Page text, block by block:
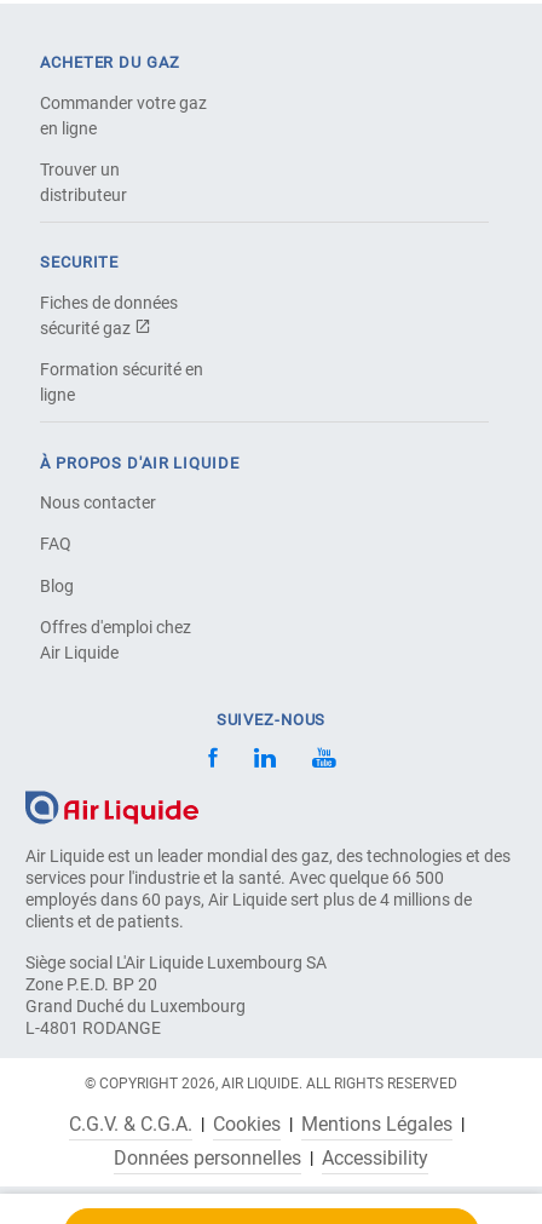
Air Liquide est un leader mondial des gaz, des technologies et des
services pour l'industrie et la santé. Avec quelque 66 500
employés dans 60 pays, Air Liquide sert plus de 4 millions de
clients et de patients.
Siège social L'Air Liquide Luxembourg SA
Zone P.E.D. BP 20
Grand Duché du Luxembourg
L-4801 RODANGE
ACHETER DU GAZ
Commander votre gaz
en ligne
Trouver un
distributeur
SECURITE
Fiches de données
sécurité gaz
Formation sécurité en
ligne
À PROPOS D'AIR LIQUIDE
Nous contacter
FAQ
Blog
Offres d'emploi chez
Air Liquide
SUIVEZ-NOUS
© COPYRIGHT 2026, AIR LIQUIDE. ALL RIGHTS RESERVED
C.G.V. & C.G.A. Cookies
Mentions Légales
Données personnelles
Accessibility